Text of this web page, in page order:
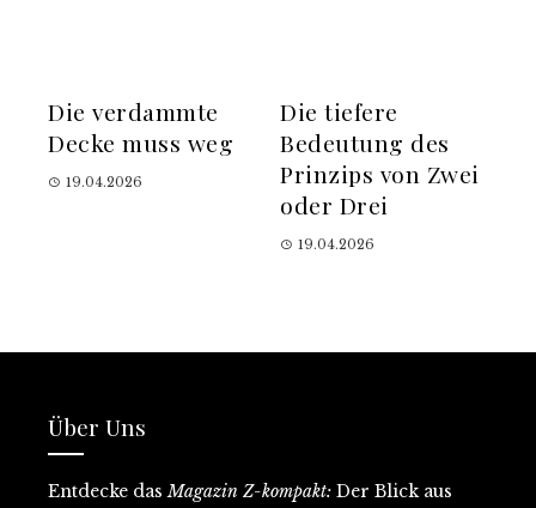
Die verdammte
Decke muss weg
19.04.2026
Die tiefere
Bedeutung des
Prinzips von Zwei
oder Drei
19.04.2026
Über Uns
Entdecke dasMagazin Z-kompakt: Der Blick aus